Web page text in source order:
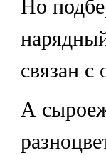
связан с
А